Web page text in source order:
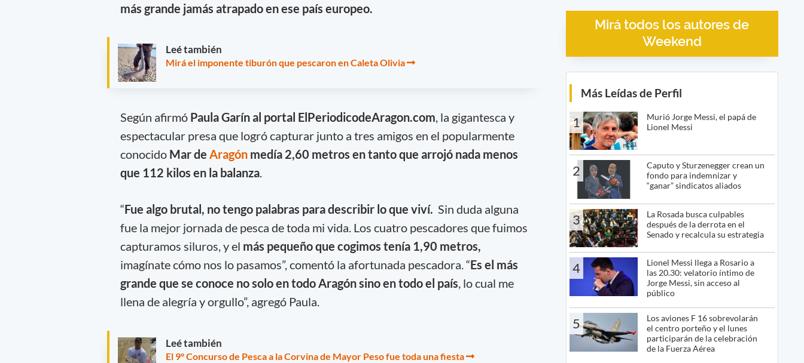
más grande jamás atrapado en ese país europeo.
Leé también
Mirá el imponente tiburón que pescaron en Caleta Olivia
Según afirmó Paula Garín al portal ElPeriodicodeAragon.com , la gigantesca y
espectacular presa que logró capturar junto a tres amigos en el popularmente
conocido Mar de Aragón medía 2,60 metros en tanto que arrojó nada menos
que 112 kilos en la balanza.
“Fue algo brutal, no tengo palabras para describir lo que viví. Sin duda alguna
fue la mejor jornada de pesca de toda mi vida. Los cuatro pescadores que fuimos
capturamos siluros, y el más pequeño que cogimos tenía 1,90 metros,
imagínate cómo nos lo pasamos”, comentó la afortunada pescadora. “Es el más
grande que se conoce no solo en todo Aragón sino en todo el país, lo cual me
llena de alegría y orgullo”, agregó Paula.
Leé también
El 9° Concurso de Pesca a la Corvina de Mayor Peso fue toda una fiesta
Mirá todos los autores de
Weekend
Más Leídas de Perfil
1
Murió Jorge Messi, el papá de
Lionel Messi
2
Caputo y Sturzenegger crean un
fondo para indemnizar y
“ganar” sindicatos aliados
3
La Rosada busca culpables
después de la derrota en el
Senado y recalcula su estrategia
4
Lionel Messi llega a Rosario a
las 20.30: velatorio íntimo de
Jorge Messi, sin acceso al
público
5
Los aviones F 16 sobrevolarán
el centro porteño y el lunes
participarán de la celebración
de la Fuerza Aérea